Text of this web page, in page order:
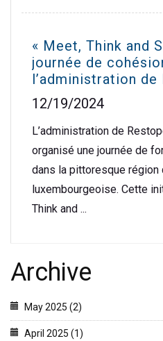
« Meet, Think and
journée de
l’administration
12/19/2024
L’administration de
organisé une journée de
dans la pittoresque
luxembourgeoise. Cette
Think and ...
Archive
May 2025 (2)
April 2025 (1)